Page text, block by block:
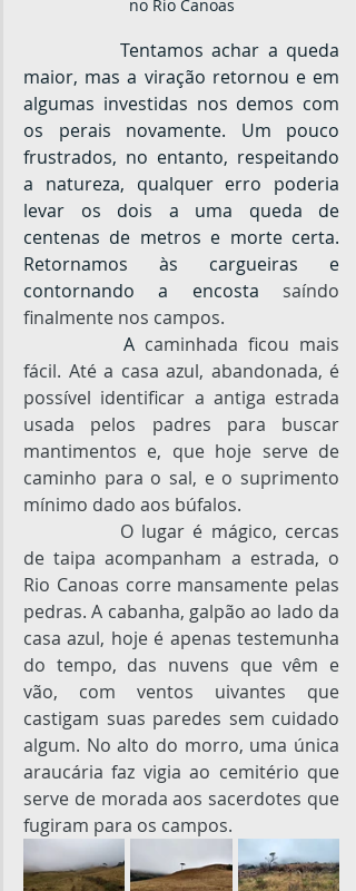
no Rio Canoas
maior, mas a viração retornou e em
algumas investidas nos demos com
os perais novamente. Um pouco
frustrados, no entanto, respeitando
a natureza, qualquer erro poderia
levar os dois a uma queda de
centenas de metros e morte certa.
Retornamos às cargueiras e
contornando a encosta saíndo
finalmente nos campos.
		A
caminhada ficou mais
fácil. Até a casa azul, abandonada, é
possível identificar a antiga estrada
usada pelos padres para buscar
mantimentos e, que hoje serve de
caminho para o sal, e o suprimento
mínimo dado aos búfalos.
O lugar é mágico, cercas
de taipa acompanham a estrada, o
Rio Canoas corre mansamente pelas
pedras. A cabanha, galpão ao lado da
casa azul, hoje é apenas testemunha
do tempo, das nuvens que vêm e
vão, com ventos uivantes que
castigam suas paredes sem cuidado
algum. No alto do morro, uma única
araucária faz vigia ao cemitério que
serve de morada aos sacerdotes que
fugiram para os campos.